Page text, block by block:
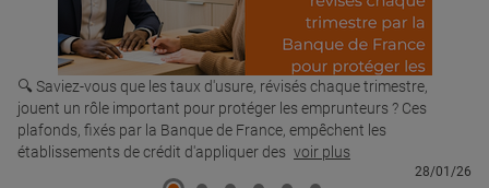
🔍 Saviez-vous que les taux d'usure, révisés chaque trimestre,
jouent un rôle important pour protéger les emprunteurs ? Ces
plafonds, fixés par la Banque de France, empêchent les
établissements de crédit d'appliquer des voir plus
28/01/26